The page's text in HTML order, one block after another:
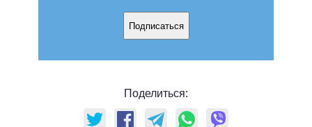
Подписаться
Поделиться: